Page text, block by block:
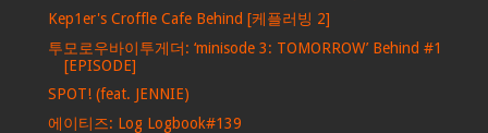
Kep1er's Croffle Cafe Behind [케플러빙 2]
투모로우바이투게더: ‘minisode 3: TOMORROW’ Behind #1
[EPISODE]
SPOT! (feat. JENNIE)
에이티즈: Log Logbook#139